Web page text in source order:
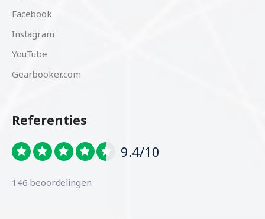
Facebook
Instagram
YouTube
Gearbooker.com
Referenties
9.4/10
146 beoordelingen